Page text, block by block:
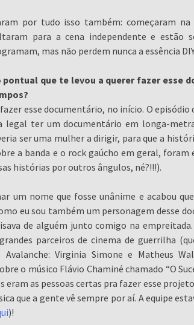
por tudo isso também: começaram
para a cena independente e estão
mas não perdem nunca a essência
que te levou a querer fazer esse
esse documentário, no início. O
legal ter um documentário em longa-
ser uma mulher a dirigir, para que a
a banda e o rock gaúcho em geral,
histórias por outros ângulos, né?!!!).
um nome que fosse unânime e acabou
eu sou também um personagem desse
de alguém junto comigo na
parceiros de cinema de guerrilha
Virginia Simone e Matheus
o músico Flávio Chaminé chamado “O
eram as pessoas certas pra fazer esse
que a gente vê sempre por aí. A equipe
)!